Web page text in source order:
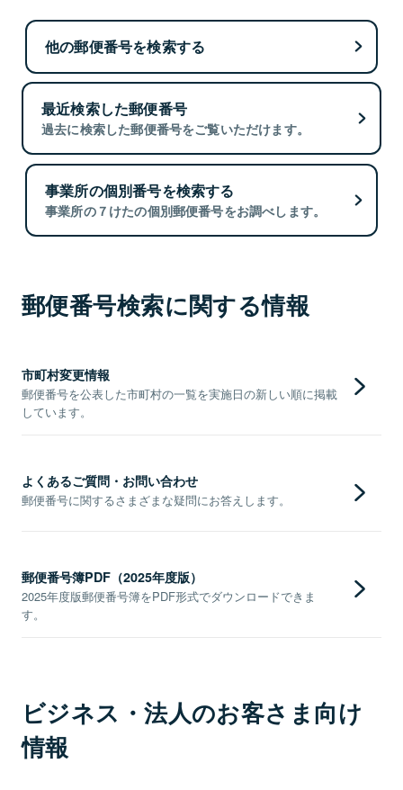
他の郵便番号を検索する
最近検索した郵便番号
過去に検索した郵便番号をご覧いただけます。
事業所の個別番号を検索する
事業所の７けたの個別郵便番号をお調べします。
郵便番号検索に関する情報
市町村変更情報
郵便番号を公表した市町村の一覧を実施日の新しい順に掲載
しています。
よくあるご質問・お問い合わせ
郵便番号に関するさまざまな疑問にお答えします。
郵便番号簿PDF（2025年度版）
2025年度版郵便番号簿をPDF形式でダウンロードできま
す。
ビジネス・法人のお客さま向け
情報